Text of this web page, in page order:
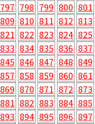
797 798 799 800 801
809 810 811 812 813
821 822 823 824 825
833 834 835 836 837
845 846 847 848 849
857 858 859 860 861
869 870 871 872 873
881 882 883 884 885
893 894 895 896 897